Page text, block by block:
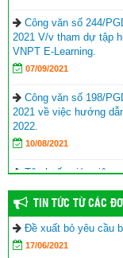
Công văn số 244/
2021 V/v tham dự tập
VNPT E-Learning.
07/09/2021
Công văn số 198/
2021 về việc hướng
2022.
10/08/2021
Tập huấn giáo viên,
17/06/2021
Hội Khuyến học
học sinh nghèo xã
TIN TỨC TỪ CÁC
Đề xuất bỏ yêu cầu
17/06/2021